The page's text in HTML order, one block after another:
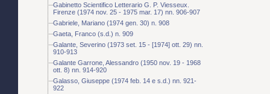
Gabinetto Scientifico Letterario G. P. Viesseux.
Firenze (1974 nov. 25 - 1975 mar. 17) nn. 906-907
Gabriele, Mariano (1974 gen. 30) n. 908
Gaeta, Franco (s.d.) n. 909
Galante, Severino (1973 set. 15 - [1974] ott. 29) nn.
910-913
Galante Garrone, Alessandro (1950 nov. 19 - 1968
ott. 8) nn. 914-920
Galasso, Giuseppe (1974 feb. 14 e s.d.) nn. 921-
922